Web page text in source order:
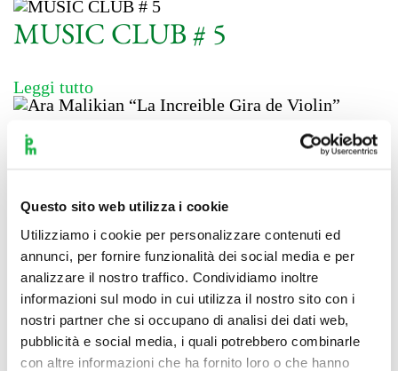
Questo sito web utilizza i cookie
Utilizziamo i cookie per personalizzare contenuti ed
annunci, per fornire funzionalità dei social media e per
analizzare il nostro traffico. Condividiamo inoltre
informazioni sul modo in cui utilizza il nostro sito con i
nostri partner che si occupano di analisi dei dati web,
pubblicità e social media, i quali potrebbero combinarle
con altre informazioni che ha fornito loro o che hanno
MUSIC CLUB # 5
Leggi tutto
Ara Malikian “La Increible Gira
de Violin”
The Tallest Man On Earth
Leggi tutto